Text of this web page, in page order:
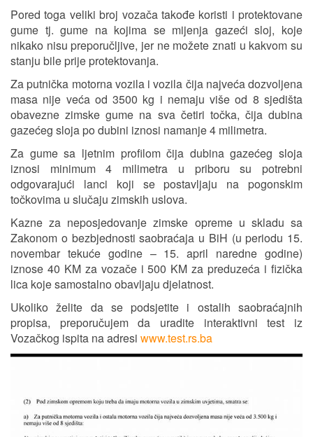
Pored toga veliki broj vozača takođe koristi i protektovane
gume tj. gume na kojima se mijenja gazeći sloj, koje
nikako nisu preporučljive, jer ne možete znati u kakvom su
stanju bile prije protektovanja.
Za putnička motorna vozila i vozila čija najveća dozvoljena
masa nije veća od 3500 kg i nemaju više od 8 sjedišta
obavezne zimske gume na sva četiri točka, čija dubina
gazećeg sloja po dubini iznosi namanje 4 milimetra.
Za gume sa ljetnim profilom čija dubina gazećeg sloja
iznosi minimum 4 milimetra u priboru su potrebni
odgovarajući lanci koji se postavljaju na pogonskim
točkovima u slučaju zimskih uslova.
Kazne za neposjedovanje zimske opreme u skladu sa
Zakonom o bezbjednosti saobraćaja u BiH (u periodu 15.
novembar tekuće godine – 15. april naredne godine)
iznose 40 KM za vozače i 500 KM za preduzeća i fizička
lica koje samostalno obavljaju djelatnost.
Ukoliko želite da se podsjetite i ostalih saobraćajnih
propisa, preporučujem da uradite interaktivni test iz
Vozačkog ispita na adresi www.test.rs.ba